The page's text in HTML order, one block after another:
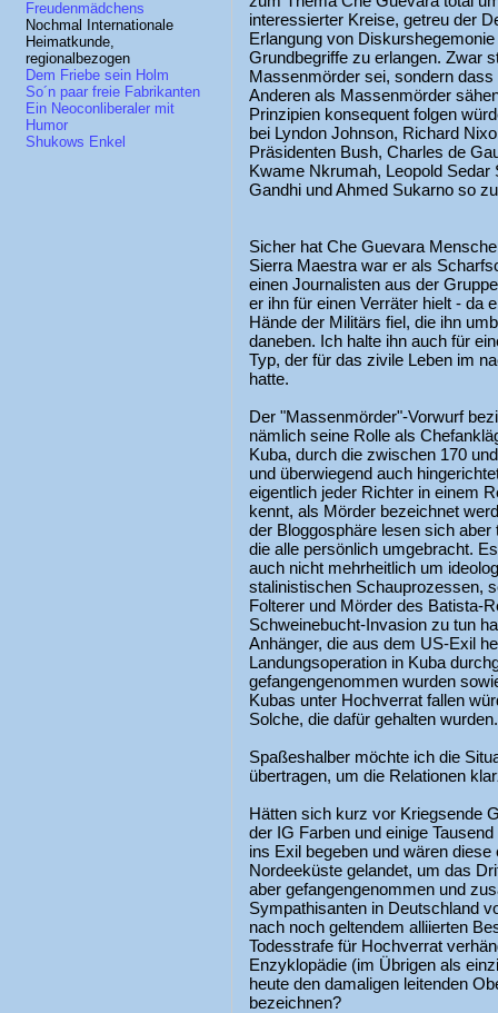
Freudenmädchens
Nochmal Internationale
Heimatkunde,
regionalbezogen
Dem Friebe sein Holm
So´n paar freie Fabrikanten
Ein Neoconliberaler mit
Humor
Shukows Enkel
interessierter Kreise, getreu der
Erlangung von
Grundbegriffe zu erlangen. Zwar
Massenmörder sei, sondern
Anderen als Massenmörder
Prinzipien konsequent folgen
bei Lyndon Johnson, Richard
Präsidenten Bush, Charles de
Kwame Nkrumah, Leopold Sedar
Gandhi und Ahmed Sukarno so
Sicher hat Che Guevara
Sierra Maestra war er als
einen Journalisten aus der
er ihn für einen Verräter hielt - da
Hände der Militärs fiel, die ihn
daneben. Ich halte ihn auch für
Typ, der für das zivile Leben im
hatte.
Der "Massenmörder"-Vorwurf
nämlich seine Rolle als
Kuba, durch die zwischen 170
und überwiegend auch
eigentlich jeder Richter in einem
kennt, als Mörder bezeichnet
der Bloggosphäre lesen sich
die alle persönlich umgebracht.
auch nicht mehrheitlich um
stalinistischen Schauprozessen,
Folterer und Mörder des Batista-
Schweinebucht-Invasion zu tun
Anhänger, die aus dem US-Exil
Landungsoperation in Kuba
gefangengenommen wurden
Kubas unter Hochverrat fallen
Solche, die dafür gehalten wurden.
Spaßeshalber möchte ich die
übertragen, um die Relationen
Hätten sich kurz vor Kriegsende
der IG Farben und einige
ins Exil begeben und wären
Nordeeküste gelandet, um das
aber gefangengenommen und
Sympathisanten in Deutschland
nach noch geltendem alliierten
Todesstrafe für Hochverrat
Enzyklopädie (im Übrigen als
heute den damaligen leitenden
bezeichnen?